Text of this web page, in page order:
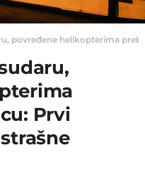
povređene helikopterima
Prvi